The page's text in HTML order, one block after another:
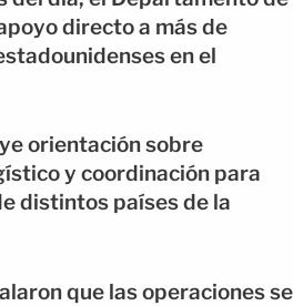
directo a más de
en el
orientación sobre
y coordinación para
distintos países de la
que las operaciones se